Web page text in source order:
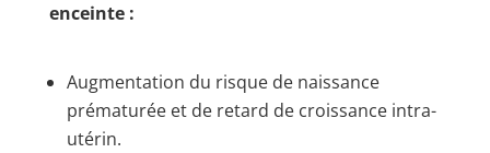
enceinte :
Augmentation du risque de naissance
prématurée et de retard de croissance intra-
utérin.